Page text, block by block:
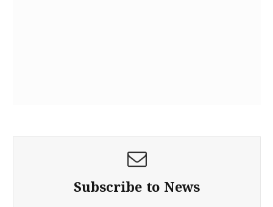
Subscribe to News